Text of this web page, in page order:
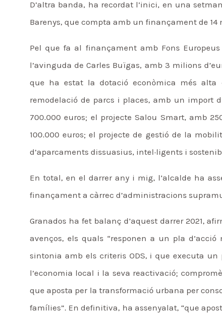
D’altra banda, ha recordat l’inici, en una
Barenys, que compta amb un finançament de 14
Pel que fa al finançament amb Fons
l’avinguda de Carles Buïgas, amb 3 milions
que ha estat la dotació econòmica més
remodelació de parcs i places, amb un import
700.000 euros; el projecte Salou Smart, amb
100.000 euros; el projecte de gestió de la
d’aparcaments dissuasius, intel·ligents i
En total, en el darrer any i mig, l’alcalde ha
finançament a càrrec d’administracions
Granados ha fet balanç d’aquest darrer 2021,
avenços, els quals “responen a un pla
sintonia amb els criteris ODS, i que executa
l’economia local i la seva reactivació;
que aposta per la transformació urbana per
famílies”. En definitiva, ha assenyalat, “que